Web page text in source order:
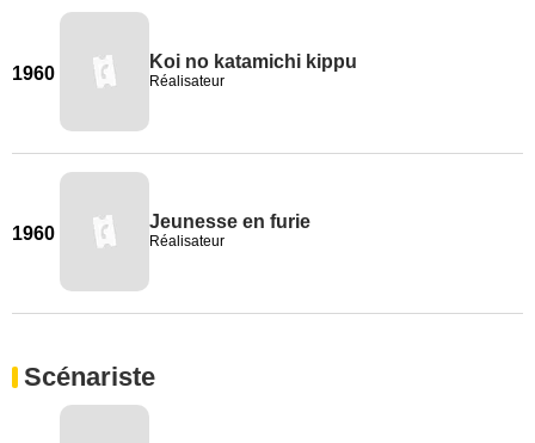
1960
Koi no katamichi kippu
Réalisateur
1960
Jeunesse en furie
Réalisateur
Scénariste